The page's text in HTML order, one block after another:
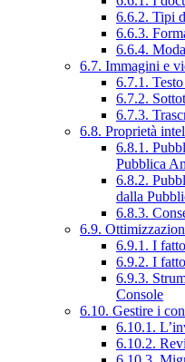
6.6.2. Tipi
6.6.3.
6.6.4.
6.7. Immagini e
6.7.1.
6.7.2.
6.7.3.
6.8. Proprietà
6.8.1.
Pubblica
6.8.2.
dalla
6.8.3.
6.9.
6.9.1. I
6.9.2. I
6.9.3.
Console
6.10. Gestire i
6.10.1.
6.10.2.